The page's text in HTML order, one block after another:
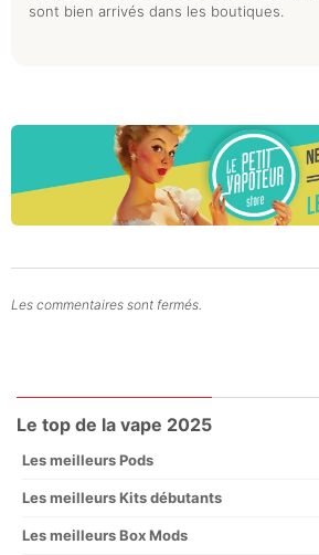
sont bien arrivés dans les boutiques.
Les commentaires sont fermés.
Le top de la vape 2025
Les meilleurs Pods
Les meilleurs Kits débutants
Les meilleurs Box Mods